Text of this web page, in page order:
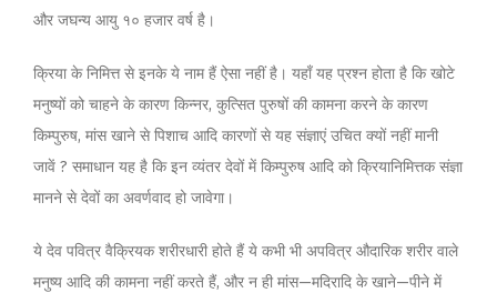
और जघन्य आयु १० हजार वर्ष है।
क्रिया के निमित्त से इनके ये नाम हैं ऐसा नहीं है। यहाँ यह प्रश्न होता है कि खोटे
मनुष्यों को चाहने के कारण किन्नर, कुत्सित पुरुषों की कामना करने के कारण
किम्पुरुष, मांस खाने से पिशाच आदि कारणों से यह संज्ञाएं उचित क्यों नहीं मानी
जावें ? समाधान यह है कि इन व्यंतर देवों में किम्पुरुष आदि को क्रियानिमित्तक संज्ञा
मानने से देवों का अवर्णवाद हो जावेगा।
ये देव पवित्र वैक्रियक शरीरधारी होते हैं ये कभी भी अपवित्र औदारिक शरीर वाले
मनुष्य आदि की कामना नहीं करते हैं, और न ही मांस—मदिरादि के खाने—पीने में